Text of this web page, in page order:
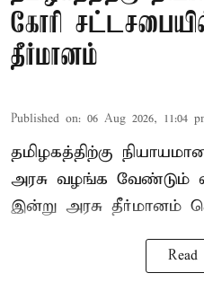
கோரி
தீர்மானம்
Published on: 06 Aug 2026, 11:04
தமிழகத்திற்கு
அரசு வழங்க வேண்டும்
இன்று அரசு தீர்மானம்
Read